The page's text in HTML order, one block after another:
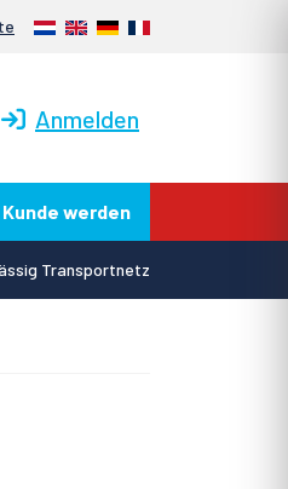
Nederlands
EnglishDeutschFrançais
Anmelden
Kunde werden
Transportnetz